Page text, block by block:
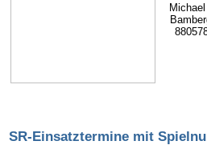
SR-Einsatztermine mit